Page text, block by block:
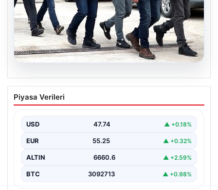
07.08.2026
Holding patronuna bahis suçlaması.
Tüm malvarlığına el konuldu
Piyasa Verileri
USD 47.74 ▲ +0.18%
EUR 55.25 ▲ +0.32%
ALTIN 6660.6 ▲ +2.59%
BTC 3092713 ▲ +0.98%